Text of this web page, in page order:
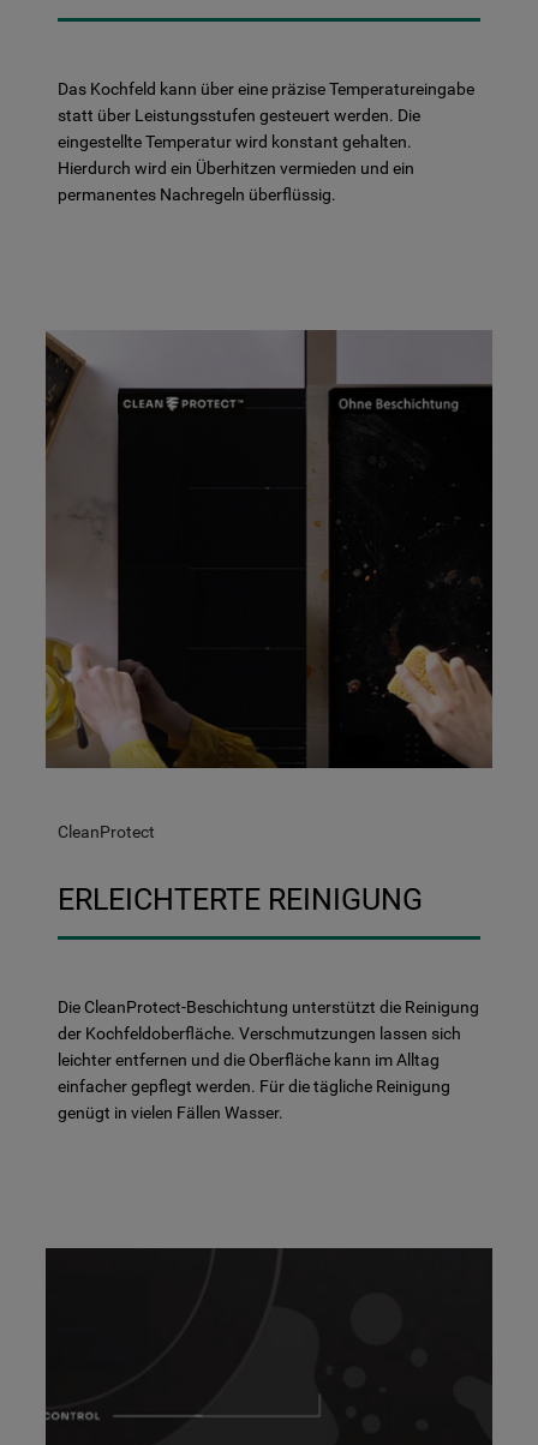
Das Kochfeld kann über eine präzise Temperatureingabe
statt über Leistungsstufen gesteuert werden. Die
eingestellte Temperatur wird konstant gehalten.
Hierdurch wird ein Überhitzen vermieden und ein
permanentes Nachregeln überflüssig.
CleanProtect
ERLEICHTERTE REINIGUNG
Die CleanProtect-Beschichtung unterstützt die Reinigung
der Kochfeldoberfläche. Verschmutzungen lassen sich
leichter entfernen und die Oberfläche kann im Alltag
einfacher gepflegt werden. Für die tägliche Reinigung
genügt in vielen Fällen Wasser.